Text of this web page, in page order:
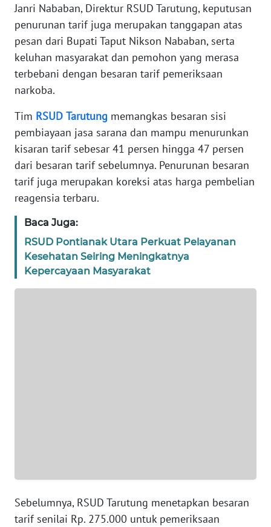
Janri Nababan, Direktur RSUD Tarutung, keputusan
penurunan tarif juga merupakan tanggapan atas
pesan dari Bupati Taput Nikson Nababan, serta
keluhan masyarakat dan pemohon yang merasa
terbebani dengan besaran tarif pemeriksaan
narkoba.
Tim RSUD Tarutung memangkas besaran sisi
pembiayaan jasa sarana dan mampu menurunkan
kisaran tarif sebesar 41 persen hingga 47 persen
dari besaran tarif sebelumnya. Penurunan besaran
tarif juga merupakan koreksi atas harga pembelian
reagensia terbaru.
Baca Juga:
RSUD Pontianak Utara Perkuat Pelayanan
Kesehatan Seiring Meningkatnya
Kepercayaan Masyarakat
Sebelumnya, RSUD Tarutung menetapkan besaran
tarif senilai Rp. 275.000 untuk pemeriksaan
KARIR
DISCLAIMER
Wahana
News
WN
SUMUT
WN
JAKARTA
WN
JABAR
WN
BANTEN
WN
RIAU